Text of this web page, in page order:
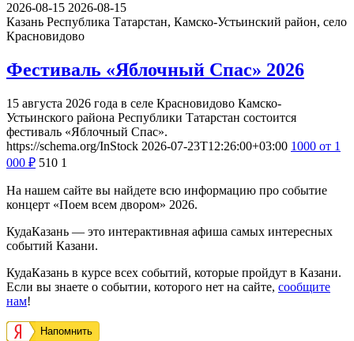
2026-08-15 2026-08-15
Казань Республика Татарстан, Камско-Устьинский район, село
Красновидово
Фестиваль «Яблочный Спас» 2026
15 августа 2026 года в селе Красновидово Камско-
Устьинского района Республики Татарстан состоится
фестиваль «Яблочный Спас».
https://schema.org/InStock 2026-07-23T12:26:00+03:00 1000 от 1
000 ₽ 510 1
На нашем сайте вы найдете всю информацию про событие
концерт «Поем всем двором» 2026.
КудаКазань — это интерактивная афиша самых интересных
событий Казани.
КудаКазань в курсе всех событий, которые пройдут в Казани.
Если вы знаете о событии, которого нет на сайте, сообщите
нам!
Напомнить